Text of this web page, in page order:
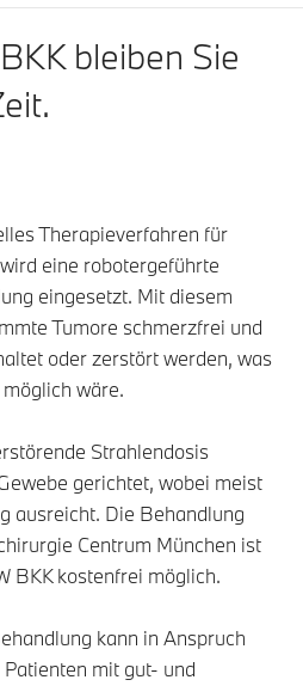
bleiben Sie
Therapieverfahren für
eine robotergeführte
eingesetzt. Mit diesem
Tumore schmerzfrei und
oder zerstört werden, was
wäre.
Strahlendosis
gerichtet, wobei meist
ausreicht. Die Behandlung
Centrum München ist
BKK kostenfrei möglich.
kann in Anspruch
mit gut- und